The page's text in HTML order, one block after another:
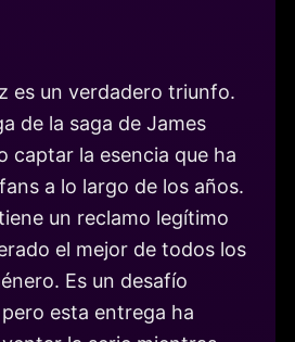
es un verdadero triunfo.
de la saga de James
captar la esencia que ha
a lo largo de los años.
un reclamo legítimo
el mejor de todos los
Es un desafío
esta entrega ha